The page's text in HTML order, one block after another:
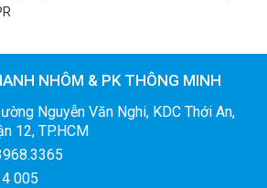
NHÔM & PK THÔNG MINH
Nguyễn Văn Nghi, KDC Thới An,
12, TP.HCM
005